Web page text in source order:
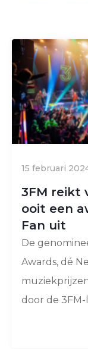
15 februari
3FM reikt
ooit een
Fan uit
De
Awards, dé
door de 3FM-